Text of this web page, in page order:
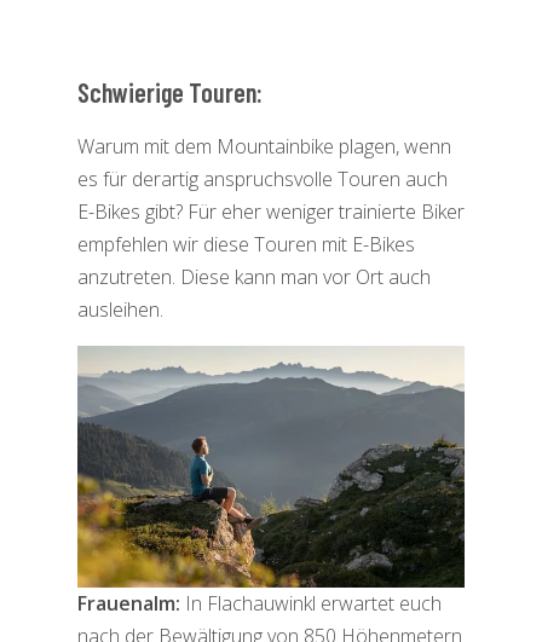
Schwierige Touren:
Warum mit dem Mountainbike plagen, wenn
es für derartig anspruchsvolle Touren auch
E-Bikes gibt? Für eher weniger trainierte Biker
empfehlen wir diese Touren mit E-Bikes
anzutreten. Diese kann man vor Ort auch
ausleihen.
Frauenalm: In Flachauwinkl erwartet euch
nach der Bewältigung von 850 Höhenmetern